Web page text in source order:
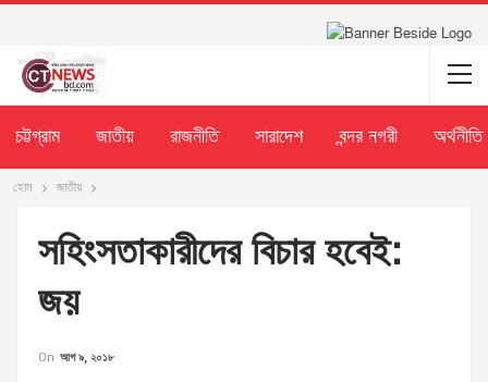
চট্টগ্রাম জাতীয় রাজনীতি সারাদেশ বন্দর নগরী অর্থনীতি
হোম জাতীয়
সহিংসতাকারীদের বিচার হবেই:
জয়
On আগ ৯, ২০১৮